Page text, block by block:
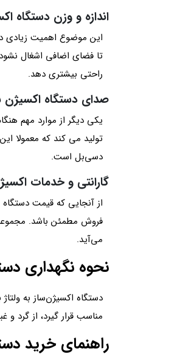
اندازه و وزن دستگاه
این موضوع اهمیت زیادی
تا فضای اضافی اشغال
راحتی بیشتری دهد.
صدای دستگاه اکسیژن
یکی دیگر از موارد مهم
دسی‌بل است.
گارانتی و خدمات
از آنجایی که قیمت
فروش مطمئن باشد. مجموعه
می‌آید.
نحوه نگهداری
دستگاه اکسیژن‌ساز به
مناسب قرار گیرد، از گرد
راهنمای خرید